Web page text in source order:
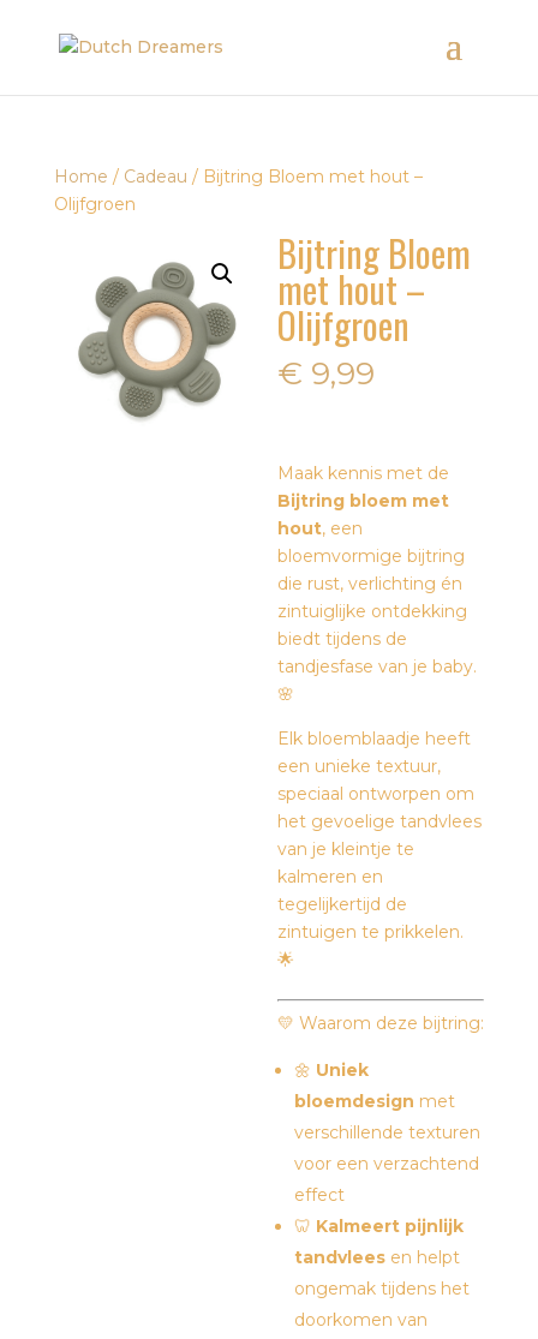
Home / Cadeau / Bijtring Bloem met hout –
Olijfgroen
Bijtring Bloem
met hout –
Olijfgroen
€ 9,99
Maak kennis met de
Bijtring bloem met
hout, een
bloemvormige bijtring
die rust, verlichting én
zintuiglijke ontdekking
biedt tijdens de
tandjesfase van je baby.
🌸
Elk bloemblaadje heeft
een unieke textuur,
speciaal ontworpen om
het gevoelige tandvlees
van je kleintje te
kalmeren en
tegelijkertijd de
zintuigen te prikkelen.
🌟
💛 Waarom deze bijtring:
🌼 Uniek
bloemdesign met
verschillende texturen
voor een verzachtend
effect
🦷 Kalmeert pijnlijk
tandvlees en helpt
ongemak tijdens het
doorkomen van